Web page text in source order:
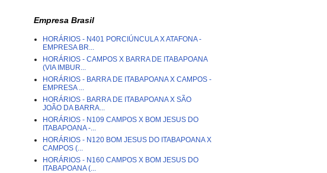
Empresa Brasil
HORÁRIOS - N401 PORCIÚNCULA X ATAFONA -
EMPRESA BR...
HORÁRIOS - CAMPOS X BARRA DE ITABAPOANA
(VIA IMBUR...
HORÁRIOS - BARRA DE ITABAPOANA X CAMPOS -
EMPRESA ...
HORÁRIOS - BARRA DE ITABAPOANA X SÃO
JOÃO DA BARRA...
HORÁRIOS - N109 CAMPOS X BOM JESUS DO
ITABAPOANA -...
HORÁRIOS - N120 BOM JESUS DO ITABAPOANA X
CAMPOS (...
HORÁRIOS - N160 CAMPOS X BOM JESUS DO
ITABAPOANA (...